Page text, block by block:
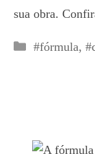
sua obra.
Categorias
#fórmula,